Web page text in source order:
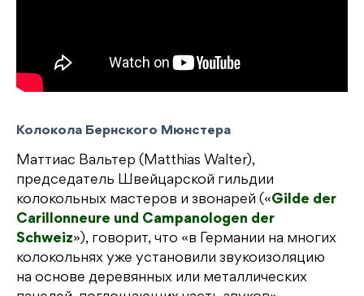
Колокола Бернского Мюнстера
Маттиас Вальтер (Matthias Walter),
председатель Швейцарской гильдии
колокольных мастеров и звонарей («Gilde der
Carillonneure und Campanologen der
Schweiz»), говорит, что «в Германии на многих
колокольнях уже установили звукоизоляцию
на основе деревянных или металлических